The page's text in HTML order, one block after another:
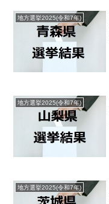
地方選挙2025(令和7年)
地方選挙2025(令和7年)
地方選挙2025(令和7年)